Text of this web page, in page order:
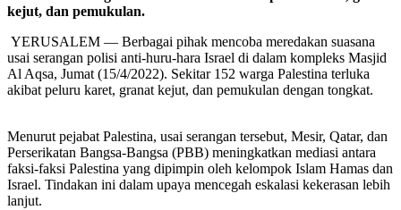
kejut, dan pemukulan.
YERUSALEM — Berbagai pihak mencoba meredakan suasana
usai serangan polisi anti-huru-hara Israel di dalam kompleks Masjid
Al Aqsa, Jumat (15/4/2022). Sekitar 152 warga Palestina terluka
akibat peluru karet, granat kejut, dan pemukulan dengan tongkat.
Menurut pejabat Palestina, usai serangan tersebut, Mesir, Qatar, dan
Perserikatan Bangsa-Bangsa (PBB) meningkatkan mediasi antara
faksi-faksi Palestina yang dipimpin oleh kelompok Islam Hamas dan
Israel. Tindakan ini dalam upaya mencegah eskalasi kekerasan lebih
lanjut.